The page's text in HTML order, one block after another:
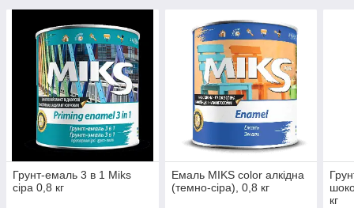
Грунт-емаль 3 в 1 Miks
сіра 0,8 кг
Емаль MIKS color алкідна
(темно-сіра), 0,8 кг
кг